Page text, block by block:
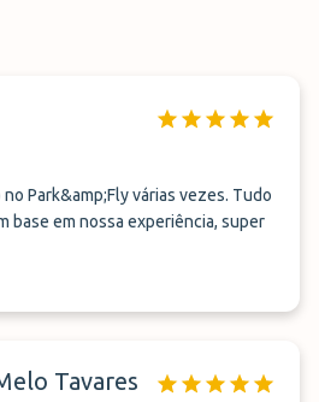
várias vezes. Tudo
base em nossa experiência, super
Tavares